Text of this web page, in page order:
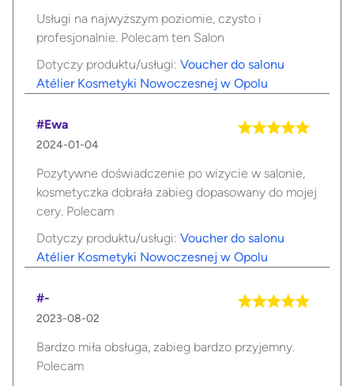
Usługi na najwyższym poziomie, czysto i
profesjonalnie. Polecam ten Salon
Dotyczy produktu/usługi: Voucher do salonu
Atélier Kosmetyki Nowoczesnej w Opolu
#Ewa
2024-01-04
Pozytywne doświadczenie po wizycie w salonie,
kosmetyczka dobrała zabieg dopasowany do mojej
cery. Polecam
Dotyczy produktu/usługi: Voucher do salonu
Atélier Kosmetyki Nowoczesnej w Opolu
#-
2023-08-02
Bardzo miła obsługa, zabieg bardzo przyjemny.
Polecam